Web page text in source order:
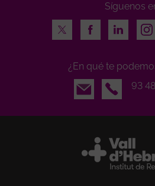
Síguenos
Twitter
FacebookLinkedIn
¿En qué te
Email
93